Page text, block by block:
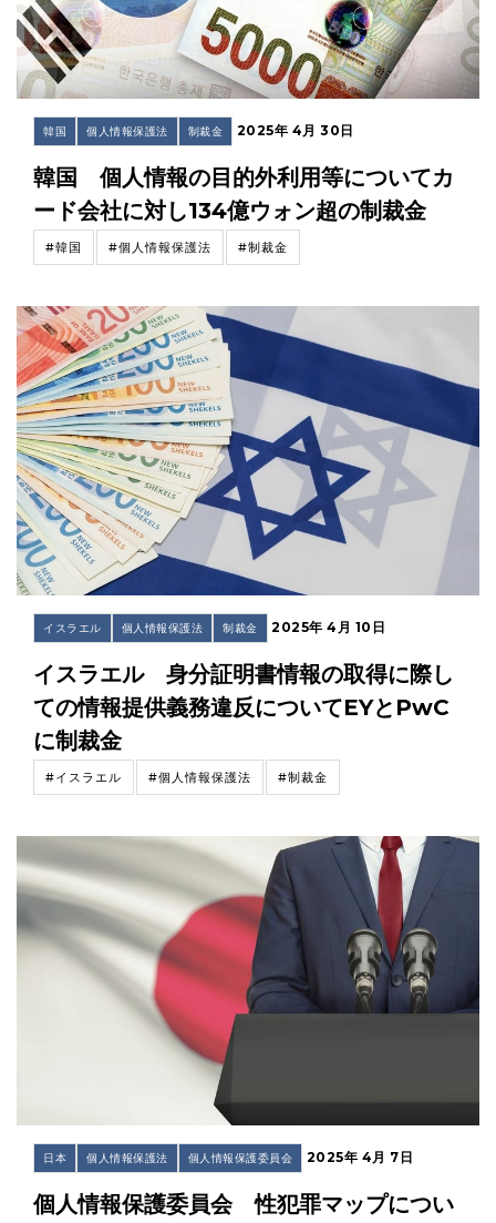
韓国 個人情報保護法 制裁金 2025年 4月 30日
韓国 個人情報の目的外利用等についてカ
ード会社に対し134億ウォン超の制裁金
#韓国 #個人情報保護法 #制裁金
イスラエル 個人情報保護法 制裁金 2025年 4月 10日
イスラエル 身分証明書情報の取得に際し
ての情報提供義務違反についてEYとPwC
に制裁金
#イスラエル #個人情報保護法 #制裁金
日本 個人情報保護法 個人情報保護委員会 2025年 4月 7日
個人情報保護委員会 性犯罪マップについ